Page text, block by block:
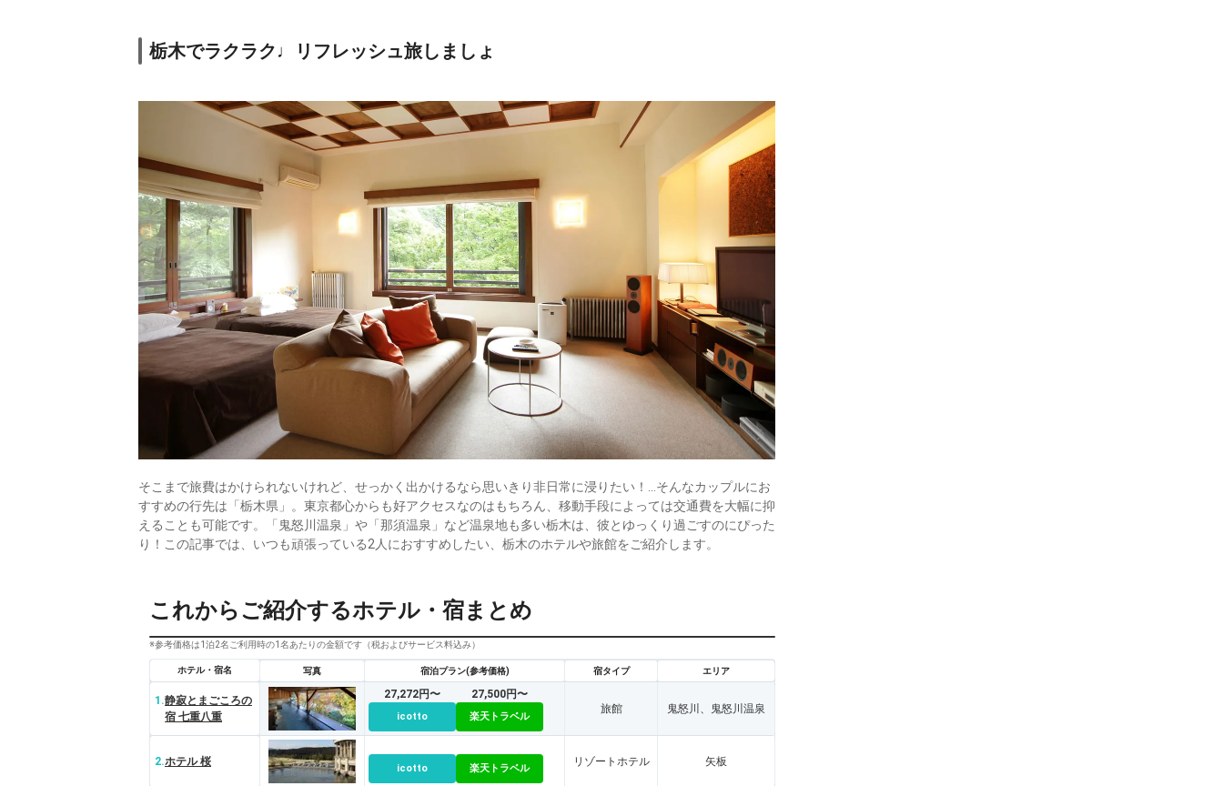
栃木でラクラク♩リフレッシュ旅しましょ
そこまで旅費はかけられないけれど、せっかく出かけるなら思いきり非日常に浸りたい！…そんなカップルにお
すすめの行先は「栃木県」。東京都心からも好アクセスなのはもちろん、移動手段によっては交通費を大幅に抑
えることも可能です。「鬼怒川温泉」や「那須温泉」など温泉地も多い栃木は、彼とゆっくり過ごすのにぴった
り！この記事では、いつも頑張っている2人におすすめしたい、栃木のホテルや旅館をご紹介します。
これからご紹介するホテル・宿まとめ
※参考価格は1泊2名ご利用時の1名あたりの金額です（税およびサービス料込み）
ホテル・宿名 写真 宿泊プラン(参考価格) 宿タイプ エリア
1.静寂とまごころの
宿 七重八重
27,272円〜
icotto
27,500円〜
楽天トラベル
旅館 鬼怒川、鬼怒川温泉
2.ホテル 桜
icotto 楽天トラベル
リゾートホテル 矢板